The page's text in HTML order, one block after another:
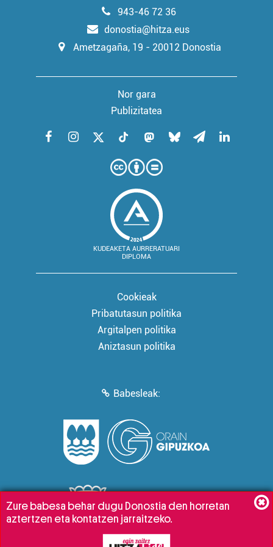
943-46 72 36
donostia@hitza.eus
Ametzagaña, 19 - 20012 Donostia
Nor gara
Publizitatea
KUDEAKETA AURRERATUARI
DIPLOMA
Cookieak
Pribatutasun politika
Argitalpen politika
Aniztasun politika
Babesleak:
Zure babesa behar dugu Donostia den horretan
aztertzen eta kontatzen jarraitzeko.